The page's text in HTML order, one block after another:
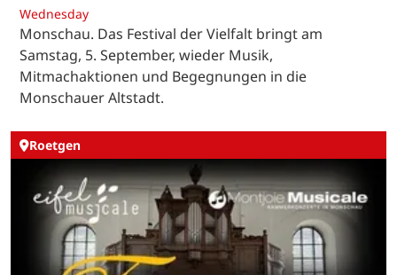
Wednesday
Monschau. Das Festival der Vielfalt bringt am
Samstag, 5. September, wieder Musik,
Mitmachaktionen und Begegnungen in die
Monschauer Altstadt.
Roetgen